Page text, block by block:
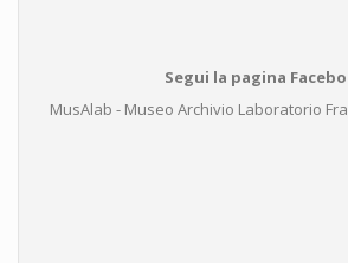
Segui la pagina
MusAlab - Museo Archivio Laboratorio